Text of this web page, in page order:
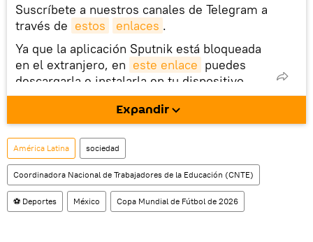
Suscríbete a nuestros canales de Telegram a
través de estos enlaces .
Ya que la aplicación Sputnik está bloqueada
en el extranjero, en este enlace puedes
descargarla e instalarla en tu dispositivo
móvil (¡solo para Android!).
También tenemos una cuenta en la red
social rusa VK .
Expandir
América Latina sociedad
Coordinadora Nacional de Trabajadores de la Educación (CNTE)
⚽ Deportes México Copa Mundial de Fútbol de 2026